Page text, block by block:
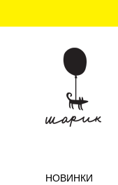
НОВИНКИ